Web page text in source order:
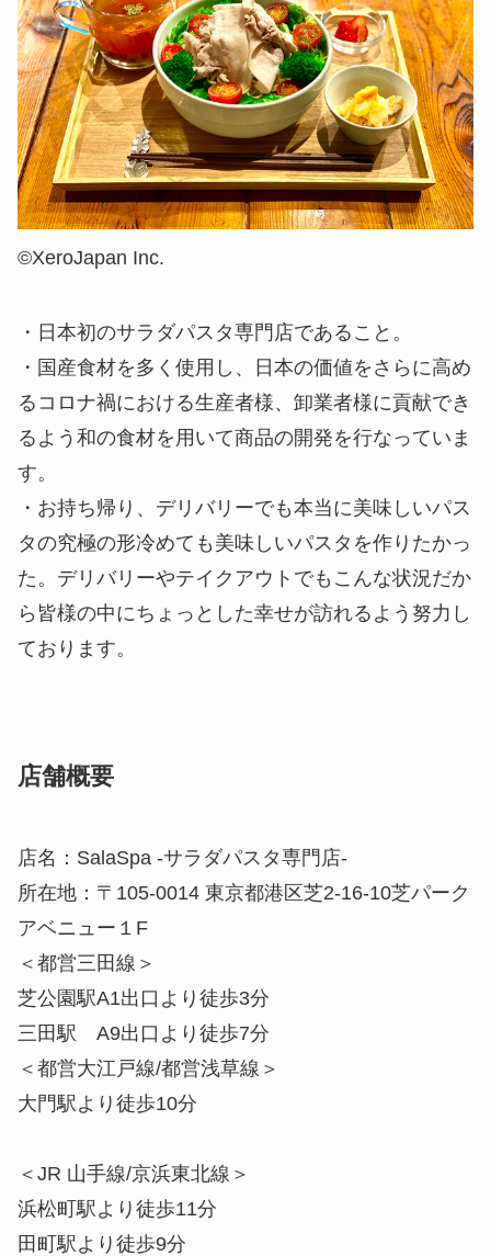
©︎XeroJapan Inc.
・日本初のサラダパスタ専門店であること。
・国産食材を多く使用し、日本の価値をさらに高め
るコロナ禍における生産者様、卸業者様に貢献でき
るよう和の食材を用いて商品の開発を行なっていま
す。
​・お持ち帰り、デリバリーでも本当に美味しいパス
タの究極の形冷めても美味しいパスタを作りたかっ
た。デリバリーやテイクアウトでもこんな状況だか
ら皆様の中にちょっとした幸せが訪れるよう努力し
ております。
店舗概要
店名：SalaSpa -サラダパスタ専門店-
所在地：〒105-0014 東京都港区芝2-16-10芝パーク
アベニュー１F
＜都営三田線＞
芝公園駅A1出口より徒歩3分
三田駅 A9出口より徒歩7分
＜都営大江戸線/都営浅草線＞
大門駅より徒歩10分
＜JR 山手線/京浜東北線＞
浜松町駅より徒歩11分
田町駅より徒歩9分